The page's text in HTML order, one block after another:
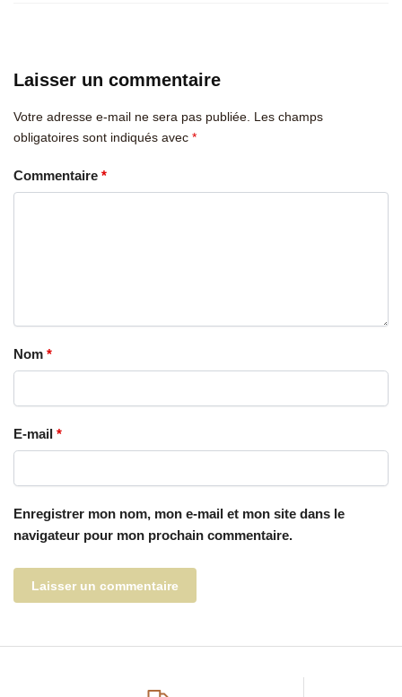
Laisser un commentaire
Votre adresse e-mail ne sera pas publiée. Les champs
obligatoires sont indiqués avec *
Commentaire *
Nom *
E-mail *
Enregistrer mon nom, mon e-mail et mon site dans le
navigateur pour mon prochain commentaire.